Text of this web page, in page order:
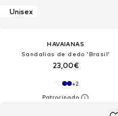
Unisex
HAVAIANAS
Sandalias de dedo 'Brasil'
23,00€
+2